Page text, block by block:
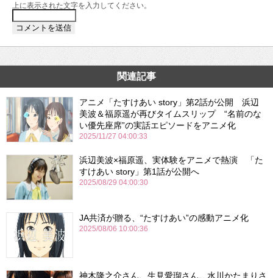
上に表示された文字を入力してください。
関連記事
アニメ「たすけあい story」第2話が公開 浜辺
美波＆福原遥が再びタイムスリップ “名前のな
い優先座席”の実話エピソードをアニメ化
2025/11/27 04:00:33
浜辺美波×福原遥、実体験をアニメで熱演 「た
すけあい story」第1話が公開へ
2025/08/29 04:00:30
JA共済が贈る、“たすけあい”の感動アニメ化
2025/08/06 10:00:36
神木隆之介さん、生見愛瑠さん、水川かたまりさ